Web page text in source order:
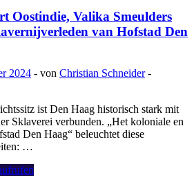
Oostindie, Valika Smeulders
van Hofstad Den
2024 - von Christian Schneider-
ist Den Haag historisch stark mit
Sklaverei verbunden. „Het koloniale en
Den Haag“ beleuchtet diese
…